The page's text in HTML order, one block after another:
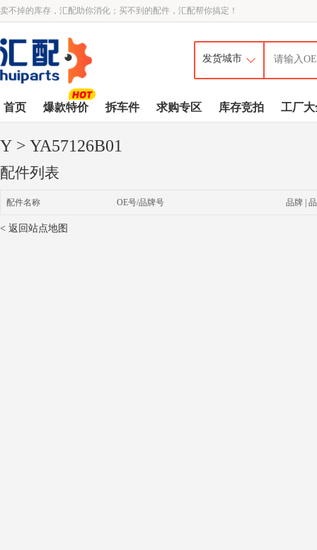
卖不掉的库存，汇配助你消化；买不到的配件，汇配帮你搞定！
首页 爆款特价 拆车件 求购专区 库存竞拍 工厂大
Y > YA57126B01
配件列表
配件名称 OE号/品牌号 品牌 |
< 返回站点地图